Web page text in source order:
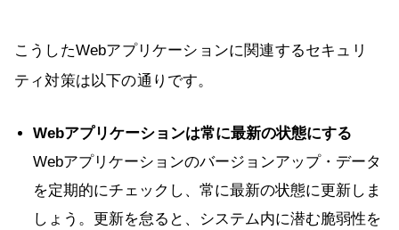
こうしたWebアプリケーションに関連するセキュリ
ティ対策は以下の通りです。
Webアプリケーションは常に最新の状態にする
Webアプリケーションのバージョンアップ・データ
を定期的にチェックし、常に最新の状態に更新しま
しょう。更新を怠ると、システム内に潜む脆弱性を